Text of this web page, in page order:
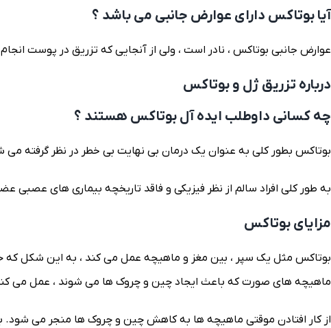
آیا بوتاکس دارای عوارض جانبی می باشد ؟
عوارض جانبی بوتاکس ، نادر است ، ولی از آنجایی که تزریق در پوست
درباره تزریق ژل و بوتاکس
چه کسانی داوطلب ایده آل بوتاکس هستند ؟
بوتاکس بطور کلی به عنوان یک درمان بی نهایت بی خطر در نظر گرفته می
به طور کلی افراد سالم از نظر فیزیکی و فاقد تاریخچه بیماری های عصبی عضلانی و افرادی که در دوران بارداری
مزایای بوتاکس
بوتاکس مثل یک سپر ، بین مغز و ماهیچه عمل می کند ، به این شکل که
ماهیچه های صورت که باعث ایجاد چین و چروک ها می شوند ، عمل می
از کار افتادن موقتی ماهیچه ها به کاهش چین و چروک ها منجر می